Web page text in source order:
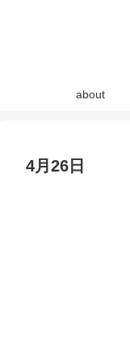
about
4月26日